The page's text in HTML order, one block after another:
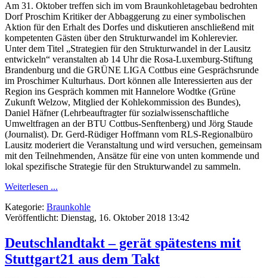
Am 31. Oktober treffen sich im vom Braunkohletagebau bedrohten
Dorf Proschim Kritiker der Abbaggerung zu einer symbolischen
Aktion für den Erhalt des Dorfes und diskutieren anschließend mit
kompetenten Gästen über den Strukturwandel im Kohlerevier.
Unter dem Titel „Strategien für den Strukturwandel in der Lausitz
entwickeln“ veranstalten ab 14 Uhr die Rosa-Luxemburg-Stiftung
Brandenburg und die GRÜNE LIGA Cottbus eine Gesprächsrunde
im Proschimer Kulturhaus. Dort können alle Interessierten aus der
Region ins Gespräch kommen mit Hannelore Wodtke (Grüne
Zukunft Welzow, Mitglied der Kohlekommission des Bundes),
Daniel Häfner (Lehrbeauftragter für sozialwissenschaftliche
Umweltfragen an der BTU Cottbus-Senftenberg) und Jörg Staude
(Journalist). Dr. Gerd-Rüdiger Hoffmann vom RLS-Regionalbüro
Lausitz moderiert die Veranstaltung und wird versuchen, gemeinsam
mit den Teilnehmenden, Ansätze für eine von unten kommende und
lokal spezifische Strategie für den Strukturwandel zu sammeln.
Weiterlesen ...
Kategorie: Braunkohle
Veröffentlicht: Dienstag, 16. Oktober 2018 13:42
Deutschlandtakt – gerät spätestens mit
Stuttgart21 aus dem Takt